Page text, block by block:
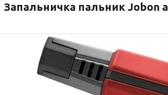
Запальничка пальник Jobon